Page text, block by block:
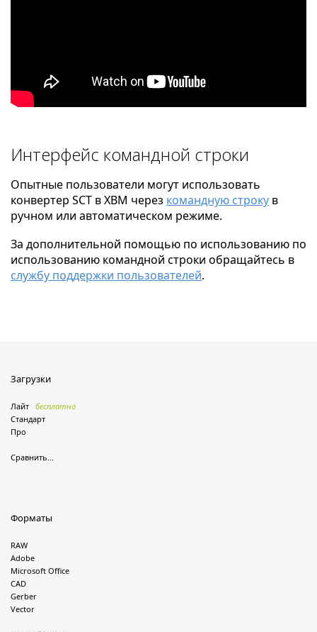
Интерфейс командной строки
Опытные пользователи могут использовать
конвертер SCT в XBM через командную строку в
ручном или автоматическом режиме.
За дополнительной помощью по использованию по
использованию командной строки обращайтесь в
службу поддержки пользователей.
Загрузки
Лайт бесплатно
Стандарт
Про
Сравнить...
Форматы
RAW
Adobe
Microsoft Office
CAD
Gerber
Vector